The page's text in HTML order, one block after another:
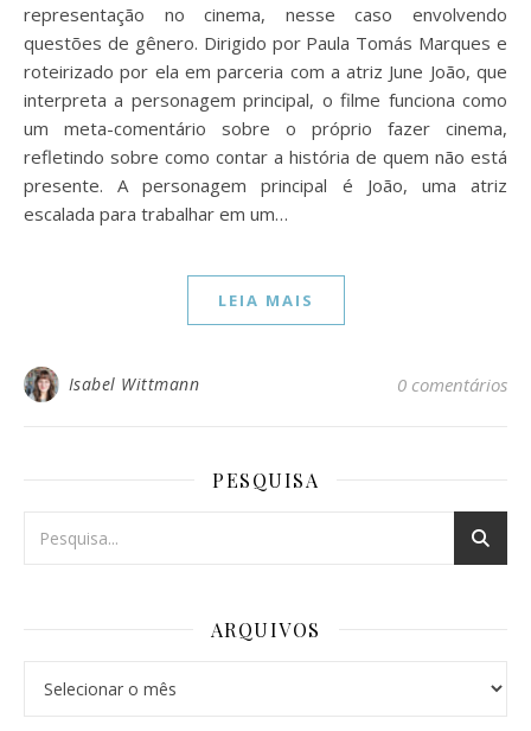
representação no cinema, nesse caso envolvendo
questões de gênero. Dirigido por Paula Tomás Marques e
roteirizado por ela em parceria com a atriz June João, que
interpreta a personagem principal, o filme funciona como
um meta-comentário sobre o próprio fazer cinema,
refletindo sobre como contar a história de quem não está
presente. A personagem principal é João, uma atriz
escalada para trabalhar em um…
LEIA MAIS
Isabel Wittmann 0 comentários
PESQUISA
ARQUIVOS